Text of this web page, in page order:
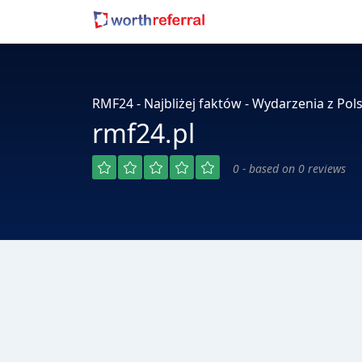
RMF24 - Najbliżej faktów - Wydarzenia z
rmf24.pl
0 - based on 0 reviews